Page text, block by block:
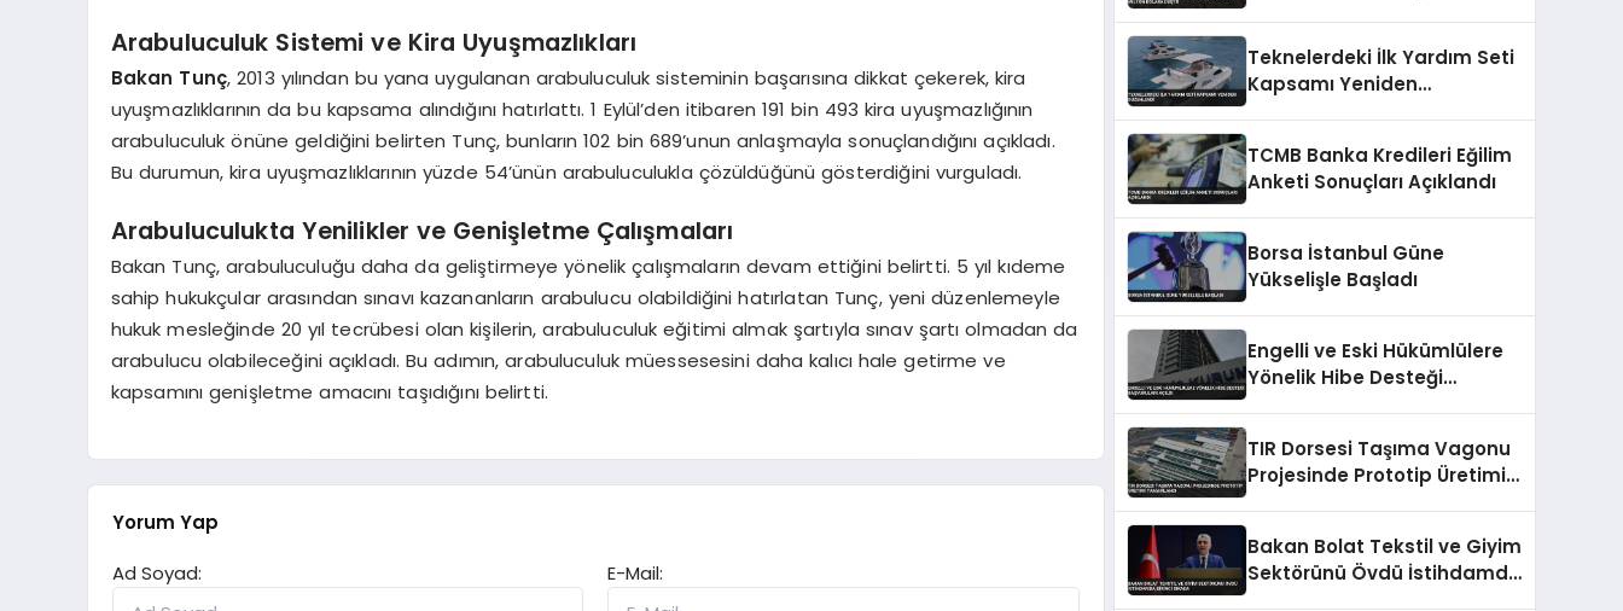
Arabuluculuk Sistemi ve Kira Uyuşmazlıkları
Bakan Tunç, 2013 yılından bu yana uygulanan arabuluculuk sisteminin başarısına dikkat çekerek, kira
uyuşmazlıklarının da bu kapsama alındığını hatırlattı. 1 Eylül’den itibaren 191 bin 493 kira uyuşmazlığının
arabuluculuk önüne geldiğini belirten Tunç, bunların 102 bin 689’unun anlaşmayla sonuçlandığını açıkladı.
Bu durumun, kira uyuşmazlıklarının yüzde 54’ünün arabuluculukla çözüldüğünü gösterdiğini vurguladı.
Arabuluculukta Yenilikler ve Genişletme Çalışmaları
Bakan Tunç, arabuluculuğu daha da geliştirmeye yönelik çalışmaların devam ettiğini belirtti. 5 yıl kıdeme
sahip hukukçular arasından sınavı kazananların arabulucu olabildiğini hatırlatan Tunç, yeni düzenlemeyle
hukuk mesleğinde 20 yıl tecrübesi olan kişilerin, arabuluculuk eğitimi almak şartıyla sınav şartı olmadan da
arabulucu olabileceğini açıkladı. Bu adımın, arabuluculuk müessesesini daha kalıcı hale getirme ve
kapsamını genişletme amacını taşıdığını belirtti.
Yorum Yap
Ad Soyad:
E-Mail:
Teknelerdeki İlk Yardım Seti
Kapsamı Yeniden
TCMB Banka Kredileri Eğilim
Anketi Sonuçları Açıklandı
Borsa İstanbul Güne
Yükselişle Başladı
Engelli ve Eski Hükümlülere
Yönelik Hibe Desteği
TIR Dorsesi Taşıma Vagonu
Projesinde Prototip Üretimi
Bakan Bolat Tekstil ve Giyim
Sektörünü Övdü İstihdamda